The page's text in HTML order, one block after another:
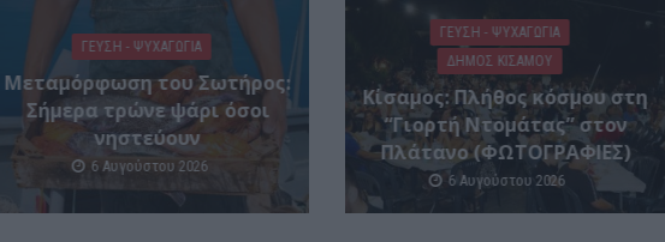
ΓΕΎΣΗ - ΨΥΧΑΓΩΓΊΑ
Μεταμόρφωση του Σωτήρος:
Σήμερα τρώνε ψάρι όσοι
νηστεύουν
6 Αυγούστου 2026
ΓΕΎΣΗ - ΨΥΧΑΓΩΓΊΑ
ΔΉΜΟΣ ΚΙΣΆΜΟΥ
Κίσαμος: Πλήθος κόσμου στη
“Γιορτή Ντομάτας” στον
Πλάτανο (ΦΩΤΟΓΡΑΦΙΕΣ)
6 Αυγούστου 2026